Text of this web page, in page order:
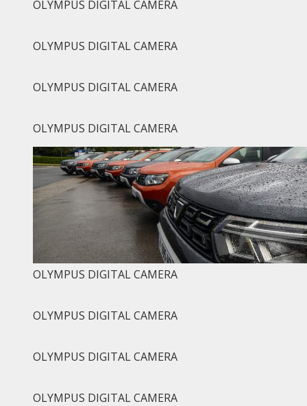
OLYMPUS DIGITAL CAMERA
OLYMPUS DIGITAL CAMERA
OLYMPUS DIGITAL CAMERA
OLYMPUS DIGITAL CAMERA
OLYMPUS DIGITAL CAMERA
OLYMPUS DIGITAL CAMERA
OLYMPUS DIGITAL CAMERA
OLYMPUS DIGITAL CAMERA